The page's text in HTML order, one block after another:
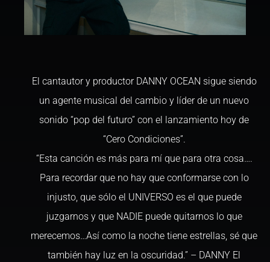
El cantautor y productor DANNY OCEAN sigue siendo
un agente musical del cambio y líder de un nuevo
sonido “pop del futuro” con el lanzamiento hoy de
“Cero Condiciones”.
“Esta canción es más para mí que para otra cosa….
Para recordar que no hay que conformarse con lo
injusto, que sólo el UNIVERSO es el que puede
juzgarnos y que NADIE puede quitarnos lo que
merecemos…Así como la noche tiene estrellas, sé que
también hay luz en la oscuridad.” – DANNY El